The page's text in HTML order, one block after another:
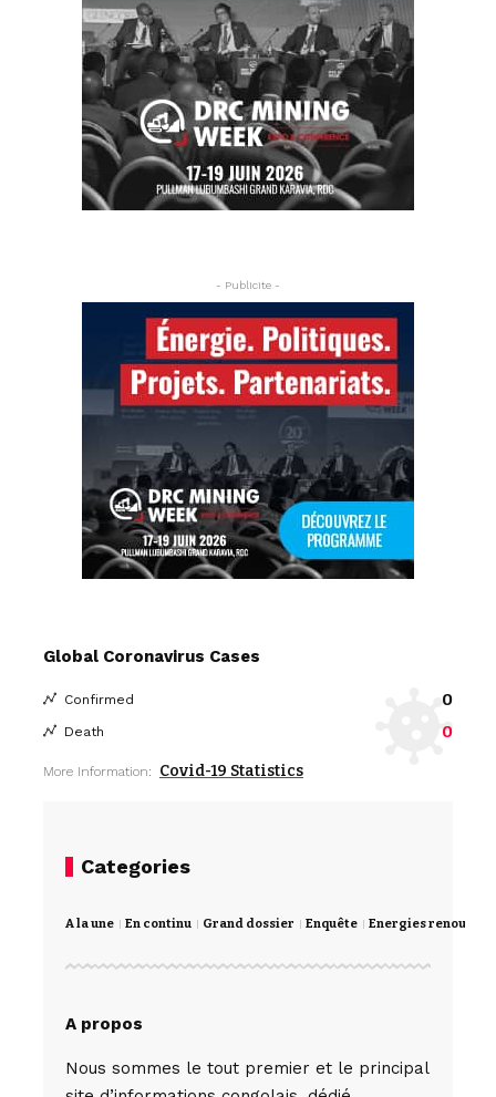
- Publicite -
Global Coronavirus Cases
Confirmed 0
Death 0
More Information: Covid-19 Statistics
Categories
A la une En continu Grand dossier Enquête Energies
A propos
Nous sommes le tout premier et le principal